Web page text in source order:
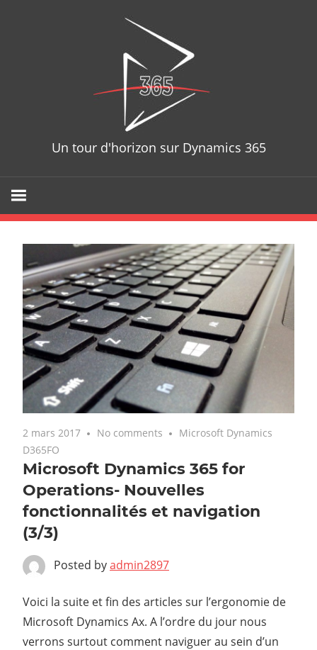
Un tour d'horizon sur Dynamics 365
2 mars 2017 No comments
Microsoft Dynamics
D365FO
Microsoft Dynamics 365 for
Operations- Nouvelles
fonctionnalités et navigation
(3/3)
Posted byadmin2897
Voici la suite et fin des articles sur l’ergonomie de
Microsoft Dynamics Ax. A l’ordre du jour nous
verrons surtout comment naviguer au sein d’un